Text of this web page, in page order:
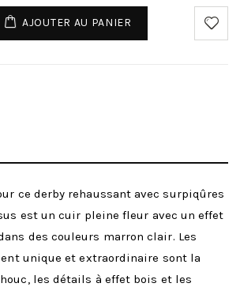
AJOUTER AU PANIER
ce derby rehaussant avec surpiqûres
est un cuir pleine fleur avec un effet
des couleurs marron clair. Les
unique et extraordinaire sont la
les détails à effet bois et les